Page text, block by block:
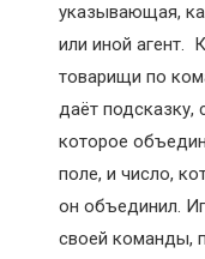
указывающая,
или иной агент.
товарищи по
даёт подсказку,
которое
поле, и число,
он объединил.
своей команды,